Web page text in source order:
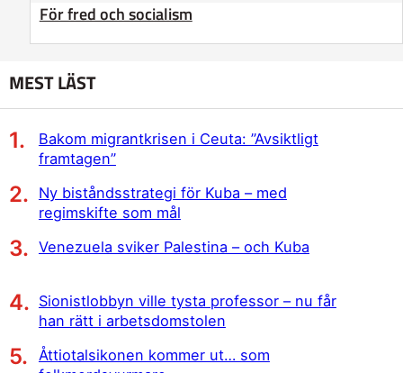
För fred och socialism
MEST LÄST
Bakom migrantkrisen i Ceuta: ”Avsiktligt
framtagen”
Ny biståndsstrategi för Kuba – med
regimskifte som mål
Venezuela sviker Palestina – och Kuba
Sionistlobbyn ville tysta professor – nu får
han rätt i arbetsdomstolen
Åttiotalsikonen kommer ut… som